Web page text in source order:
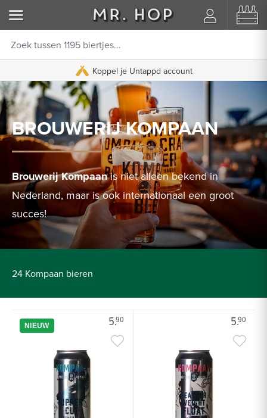
Koppel je Untappd account
BROUWERIJ KOMPAAN
Brouwerij Kompaanis niet alleen bekend in
Nederland, maar is ook internationaal een groot
succes!
24 Kompaan bieren
5.90
NIEUW 5.90